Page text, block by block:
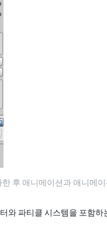
후 애니메이션과 애니메
와 파티클 시스템을 포함하